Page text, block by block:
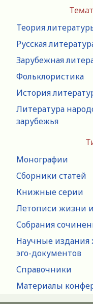
Теория
Русская
Зарубежная
Фольклористика
История
Литература
зарубежья
Монографии
Сборники статей
Книжные серии
Летописи жизни и
Собрания
Научные издания
эго-документов
Справочники
Материалы